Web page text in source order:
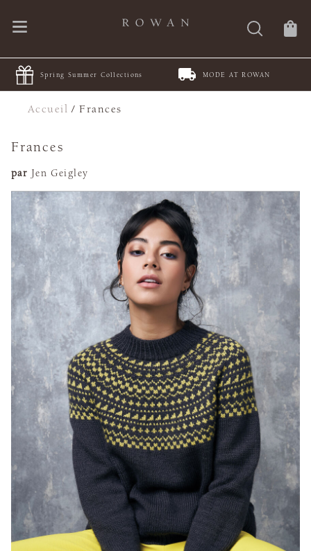
Spring Summer Collections MODE AT ROWAN
Accueil /Frances
Frances
par Jen Geigley